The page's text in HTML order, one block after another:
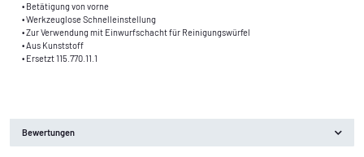
• Betätigung von vorne
• Werkzeuglose Schnelleinstellung
• Zur Verwendung mit Einwurfschacht für Reinigungswürfel
• Aus Kunststoff
• Ersetzt 115.770.11.1
Bewertungen